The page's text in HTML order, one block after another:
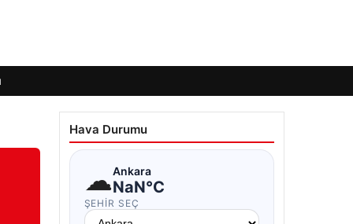
Hava Durumu
☁Ankara
NaN°C
ŞEHIR SEÇ